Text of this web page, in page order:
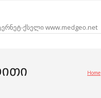
ქსელი www.medgeo.net
Home